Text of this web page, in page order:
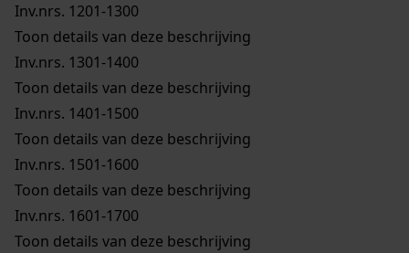
Inv.nrs. 1201-1300
Toon details van deze beschrijving
Inv.nrs. 1301-1400
Toon details van deze beschrijving
Inv.nrs. 1401-1500
Toon details van deze beschrijving
Inv.nrs. 1501-1600
Toon details van deze beschrijving
Inv.nrs. 1601-1700
Toon details van deze beschrijving